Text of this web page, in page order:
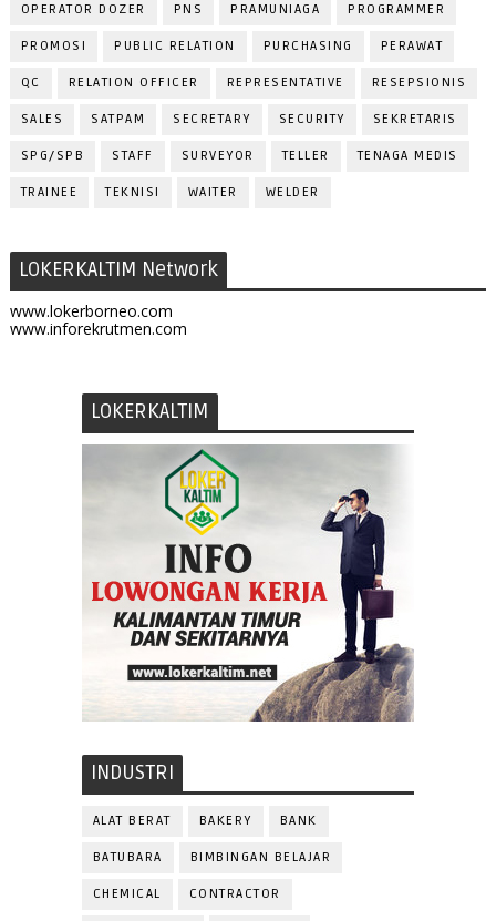
OPERATOR DOZER PNS PRAMUNIAGA PROGRAMMER
PROMOSI PUBLIC RELATION PURCHASING PERAWAT
QC RELATION OFFICER REPRESENTATIVE RESEPSIONIS
SALES SATPAM SECRETARY SECURITY SEKRETARIS
SPG/SPB STAFF SURVEYOR TELLER TENAGA MEDIS
TRAINEE TEKNISI WAITER WELDER
LOKERKALTIM Network
www.lokerborneo.com
www.inforekrutmen.com
LOKERKALTIM
INDUSTRI
ALAT BERAT BAKERY BANK
BATUBARA BIMBINGAN BELAJAR
CHEMICAL CONTRACTOR